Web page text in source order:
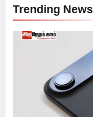
Trending News